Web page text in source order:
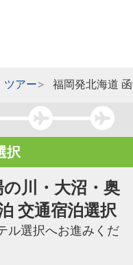
ツアー 福岡発北海道
択
川・大沼・奥
交通宿泊選択
ル選択へお進みくだ